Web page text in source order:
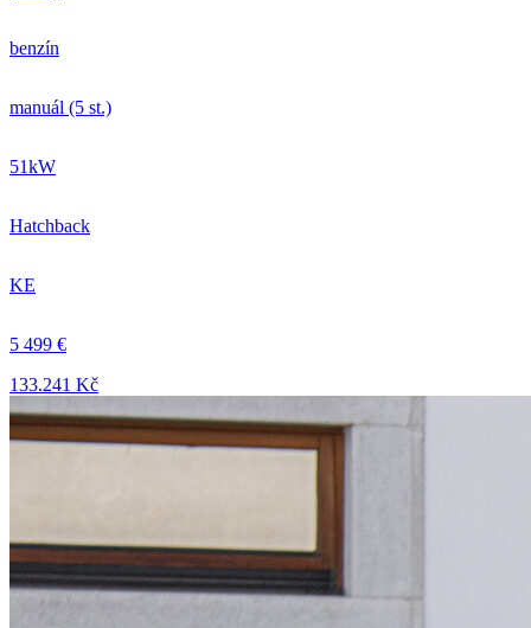
benzín
manuál (5 st.)
51kW
Hatchback
KE
5 499 €
133.241 Kč